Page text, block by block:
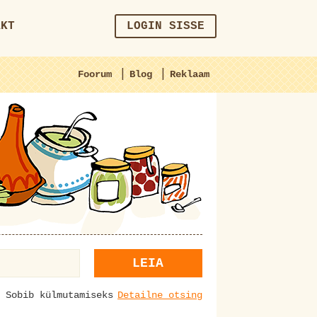
LOGIN SISSE
Foorum | Blog | Reklaam
LEIA
Sobib külmutamiseks Detailne otsing